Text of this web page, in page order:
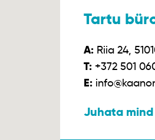
Tartu
A: Riia 24,
T: +372 501
E:
Juhata